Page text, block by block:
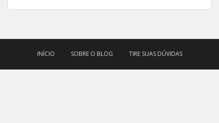
INÍCIO SOBRE O BLOG TIRE SUAS DÚVIDAS